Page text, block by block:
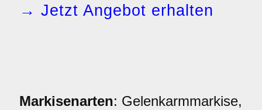
→ Jetzt Angebot erhalten
Markisenarten: Gelenkarmmarkise,